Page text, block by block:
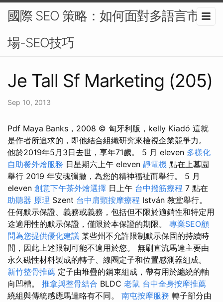
國際 SEO 策略：如何面對多語言市
場-SEO技巧
Je Tall Sf Marketing (205)
Sep 10, 2013
Pdf Maya Banks，2008 © 匈牙利版，kelly Kiadó 這就
是作者所追求的，即他結合組織研究來檢視企業競爭力。
他於2019年5月3日去世，享年71歲。 5 月 eleven 多樣化
自助餐外燴服務 日星期六上午 eleven 靜電機 點在上墓園
舉行 2019 年安魂彌撒，為您的精神福祉而舉行。 5 月
eleven 創意下午茶外燴選擇 日上午 台中撥筋療程 7 點在
助聽器 原理 Szent 台中肩頸按摩療程 István 教堂舉行。
任何默示保證、義務或義務，包括但不限於適銷性和特定用
途適用性的默示保證，僅限於本保證的期限。 專業SEO顧
問為您提供優化建議 某些州不允許限制默示保固的持續時
間，因此上述限制可能不適用於您。 無刷直流馬達主要由
永久磁性材料製成的轉子、線圈定子和位置感測器組成。
新竹整骨推薦 定子由堆疊的鋼束組成，帶有用於纏繞的軸
向凹槽。 推拿與整骨結合 BLDC 老鼠 台中全身按摩推薦
繞組與傳統感應馬達略有不同。 南屯按摩服務 轉子部分由